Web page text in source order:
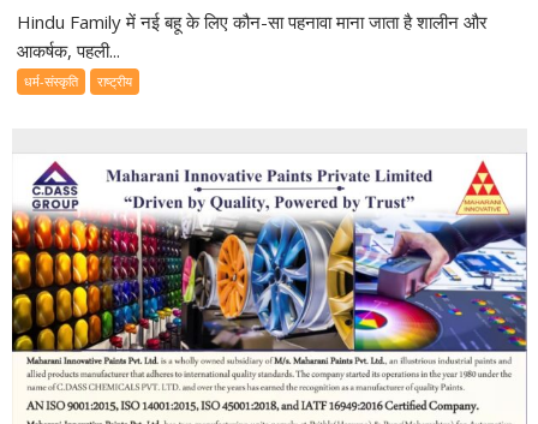
Hindu Family में नई बहू के लिए कौन-सा पहनावा माना जाता है शालीन और
आकर्षक, पहली...
धर्म-संस्कृति राष्ट्रीय